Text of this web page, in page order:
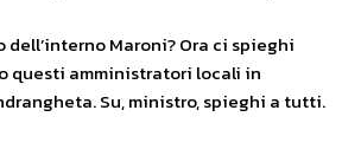
dell’interno Maroni? Ora ci spieghi
questi amministratori locali in
Su, ministro, spieghi a tutti.